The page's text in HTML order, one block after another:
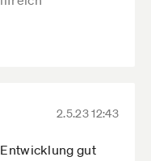
2.5.23 12:43
gut